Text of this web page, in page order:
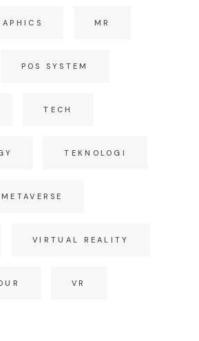
MR
POS SYSTEM
TECH
TEKNOLOGI
VIRTUAL REALITY
VR